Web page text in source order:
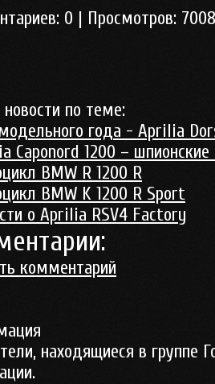
0 | Просмотров: 7008
по теме:
года - Aprilia
Caponord 1200 –
BMW R 1200 R
BMW K 1200 R Sport
о Aprilia RSV4 Factory
комментарий
находящиеся в группе